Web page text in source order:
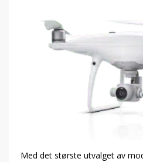
Med det største utvalget av